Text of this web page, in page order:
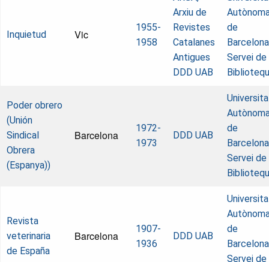
Inquietud Vic
1955-
1958
Arxiu de
Revistes
Catalanes
Antigues
DDD UAB
de
Servei de
Poder obrero
(Unión
Sindical
Obrera
(Espanya))
Barcelona
1972-
1973
DDD UAB
de
Servei de
Revista
veterinaria
de España
Barcelona
1907-
1936
DDD UAB
de
Servei de